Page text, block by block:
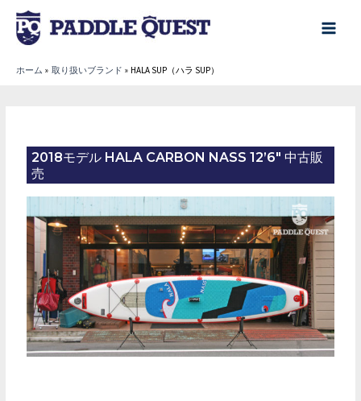
main
ホーム 取り扱いブランド HALA SUP（ハラ SUP）
2018モデル HALA CARBON NASS 12’6″ 中古販
売